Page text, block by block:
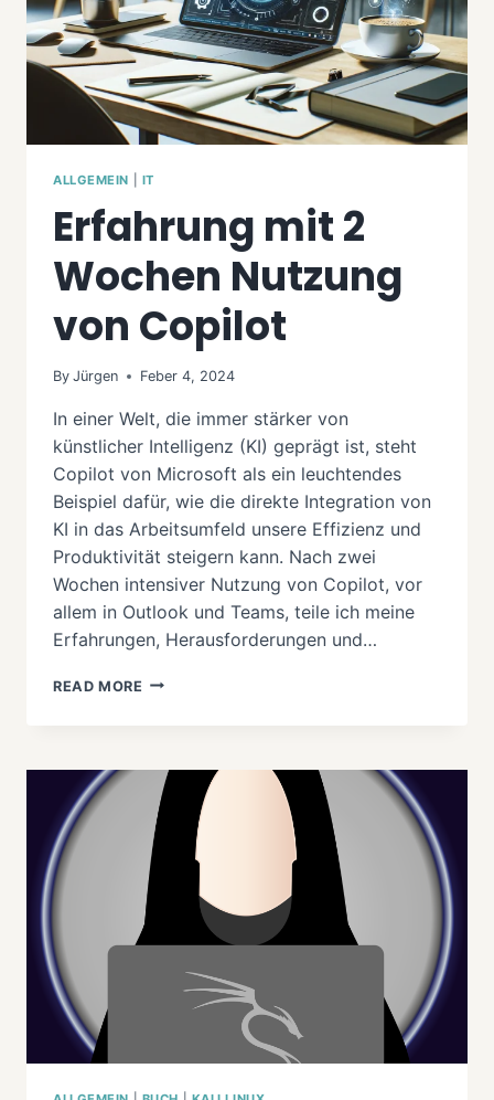
ALLGEMEIN IT
Erfahrung mit 2
Wochen Nutzung
von Copilot
By Jürgen Feber 4, 2024
In einer Welt, die immer stärker von
künstlicher Intelligenz (KI) geprägt ist, steht
Copilot von Microsoft als ein leuchtendes
Beispiel dafür, wie die direkte Integration von
KI in das Arbeitsumfeld unsere Effizienz und
Produktivität steigern kann. Nach zwei
Wochen intensiver Nutzung von Copilot, vor
allem in Outlook und Teams, teile ich meine
Erfahrungen, Herausforderungen und…
READ MORE ERFAHRUNG
NUTZUNG
VON
COPILOT